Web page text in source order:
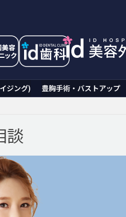
ジング) 豊胸手術・バストアップ
談